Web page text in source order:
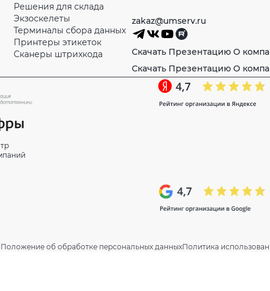
Решения для склада
Экзоскелеты
Терминалы сбора данных
Принтеры этикеток
Сканеры штрихкода
zakaz@umserv.ru
Скачать Презентацию О
Скачать Презентацию О
Положение об обработке персональных данныхПолитика